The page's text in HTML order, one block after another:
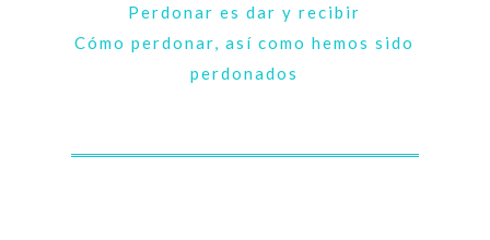
Perdonar es dar y recibir
Cómo perdonar, así como hemos sido
perdonados